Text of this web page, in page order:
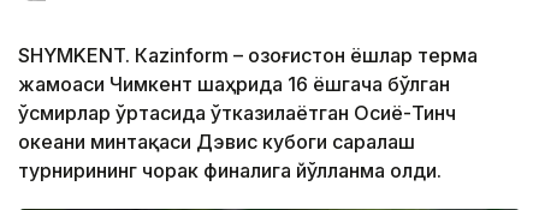
SHYMKENT. Кazinform – Қозоғистон ёшлар терма
жамоаси Чимкент шаҳрида 16 ёшгача бўлган
ўсмирлар ўртасида ўтказилаётган Осиё-Тинч
океани минтақаси Дэвис кубоги саралаш
турнирининг чорак финалига йўлланма олди.